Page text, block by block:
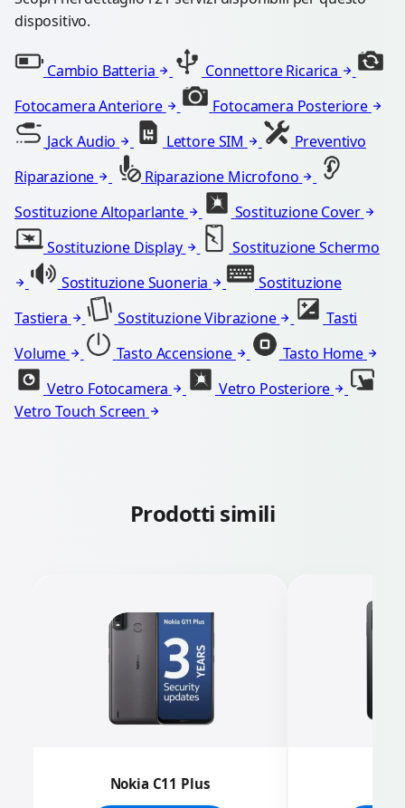
dispositivo.
Cambio Batteria
Connettore Ricarica
Fotocamera Anteriore
Fotocamera Posteriore
Jack Audio
Lettore SIM
Preventivo
Riparazione
Riparazione Microfono
Sostituzione Altoparlante
Sostituzione Cover
Sostituzione Display
Sostituzione Schermo
Sostituzione Suoneria
Sostituzione
Tastiera
Sostituzione Vibrazione
Tasti
Volume
Tasto Accensione
Tasto Home
Vetro Fotocamera
Vetro Posteriore
Vetro Touch Screen
Prodotti simili
Nokia C11 Plus